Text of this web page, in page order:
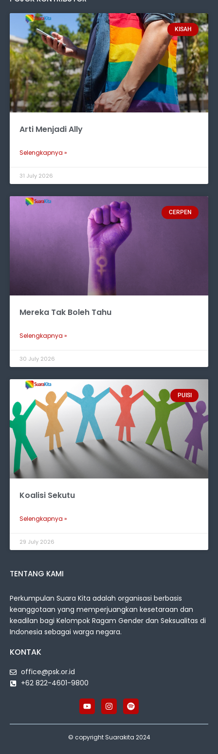
KISAH
Arti Menjadi Ally
Selengkapnya »
31 July 2026
CERPEN
Mereka Tak Boleh Tahu
Selengkapnya »
30 July 2026
PUISI
Koalisi Sekutu
Selengkapnya »
29 July 2026
TENTANG KAMI
Perkumpulan Suara Kita adalah organisasi berbasis
keanggotaan yang memperjuangkan kesetaraan dan
keadilan bagi Kelompok Ragam Gender dan Seksualitas di
Indonesia sebagai warga negara.
KONTAK
office@psk.or.id
+62 822-4601-9800
© copyright Suarakita 2024